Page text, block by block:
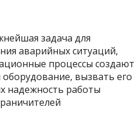
задача для
аварийных ситуаций,
процессы создают
вызвать его
надежность работы